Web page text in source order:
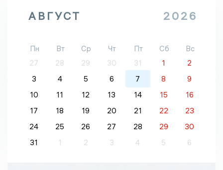
АВГУСТ 2026
Пн Вт Ср Чт Пт Сб
Вс
27
28 29 30 31 1
2
3
4 5 6 7 8
9
10
11 12 13 14 15
16
17
18 19 20 21 22
23
24
25 26 27 28 29
30
31
1 2 3 4 5 6